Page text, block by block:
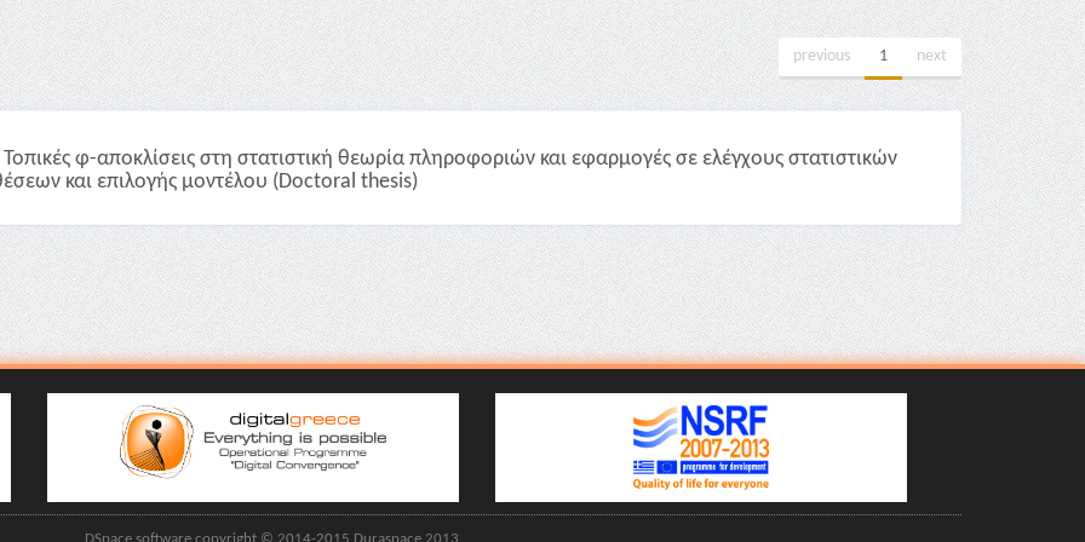
previous 1 next
φ-αποκλίσεις στη στατιστική θεωρία πληροφοριών και εφαρμογές σε ελέγχους στατιστικών
και επιλογής μοντέλου (Doctoral thesis)